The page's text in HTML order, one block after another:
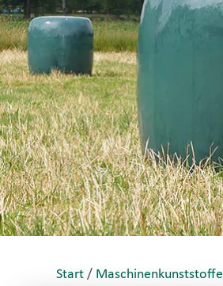
Start/ Maschinenkunststoffe